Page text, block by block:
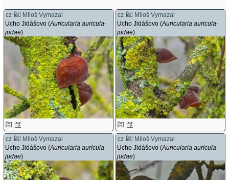
cz
Miloš Vymazal
Ucho Jidášovo (Auricularia auricula-
judae)
cz
Miloš Vymazal
Ucho Jidášovo (Auricularia auricula-
judae)
cz
Miloš Vymazal
Ucho Jidášovo (Auricularia auricula-
judae)
cz
Miloš Vymazal
Ucho Jidášovo (Auricularia auricula-
judae)